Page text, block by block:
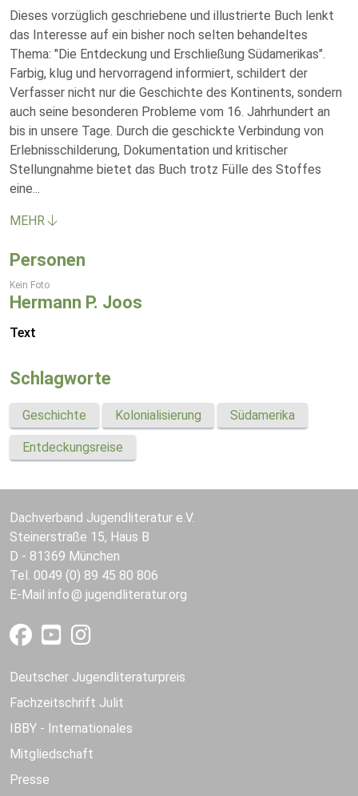
Dieses vorzüglich geschriebene und illustrierte Buch lenkt
das Interesse auf ein bisher noch selten behandeltes
Thema: "Die Entdeckung und Erschließung Südamerikas".
Farbig, klug und hervorragend informiert, schildert der
Verfasser nicht nur die Geschichte des Kontinents, sondern
auch seine besonderen Probleme vom 16. Jahrhundert an
bis in unsere Tage. Durch die geschickte Verbindung von
Erlebnisschilderung, Dokumentation und kritischer
Stellungnahme bietet das Buch trotz Fülle des Stoffes
eine...
MEHR
Personen
Kein Foto
Hermann P. Joos
Text
Schlagworte
Geschichte Kolonialisierung Südamerika
Entdeckungsreise
Dachverband Jugendliteratur e.V.
Steinerstraße 15, Haus B
D - 81369 München
Tel. 0049 (0) 89 45 80 806
E-Mail info jugendliteratur.org
Deutscher Jugendliteraturpreis
Fachzeitschrift Julit
IBBY - Internationales
Mitgliedschaft
Presse